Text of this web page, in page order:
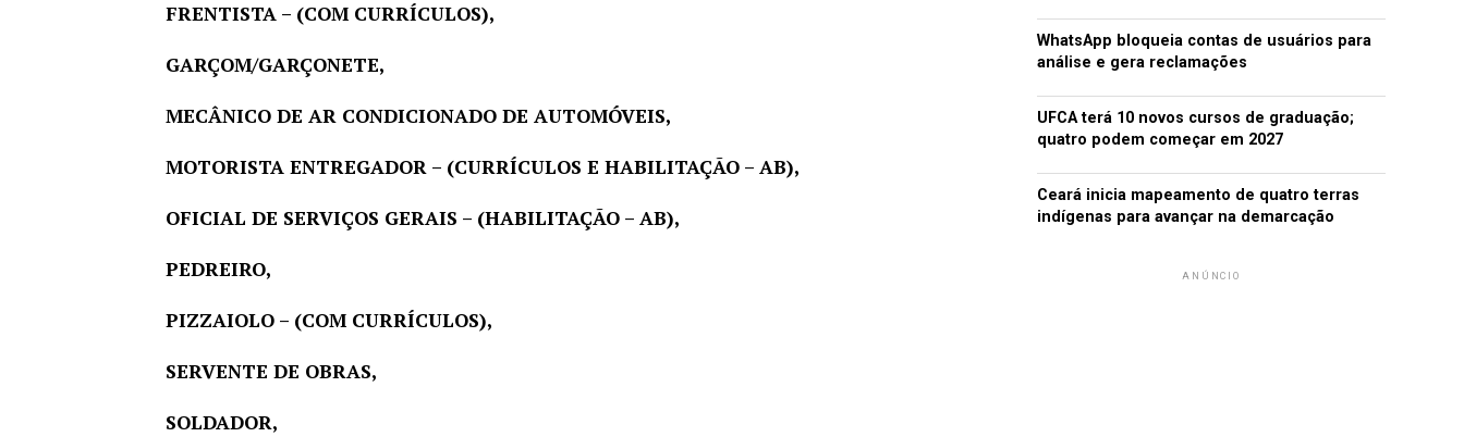
FRENTISTA – (COM CURRÍCULOS),
GARÇOM/GARÇONETE,
MECÂNICO DE AR CONDICIONADO DE AUTOMÓVEIS,
MOTORISTA ENTREGADOR – (CURRÍCULOS E HABILITAÇÃO – AB),
OFICIAL DE SERVIÇOS GERAIS – (HABILITAÇÃO – AB),
PEDREIRO,
PIZZAIOLO – (COM CURRÍCULOS),
SERVENTE DE OBRAS,
SOLDADOR,
WhatsApp bloqueia contas de usuários para
análise e gera reclamações
UFCA terá 10 novos cursos de graduação;
quatro podem começar em 2027
Ceará inicia mapeamento de quatro terras
indígenas para avançar na demarcação
ANÚNCIO